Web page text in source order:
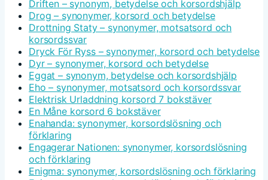
Driften – synonym, betydelse och korsordshjälp
Drog – synonymer, korsord och betydelse
Drottning Staty – synonymer, motsatsord och
korsordssvar
Dryck För Ryss – synonymer, korsord och betydelse
Dyr – synonymer, korsord och betydelse
Eggat – synonym, betydelse och korsordshjälp
Eho – synonymer, motsatsord och korsordssvar
Elektrisk Urladdning korsord 7 bokstäver
En Måne korsord 6 bokstäver
Enahanda: synonymer, korsordslösning och
förklaring
Engagerar Nationen: synonymer, korsordslösning
och förklaring
Enigma: synonymer, korsordslösning och förklaring